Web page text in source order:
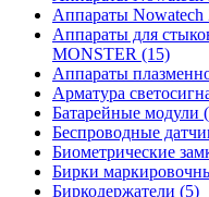
Аппараты Nowatech
Аппараты для
MONSTER (15)
Аппараты
Арматура
Батарейные модули
Беспроводные
Биометрические
Бирки
Биркодержатели (5)